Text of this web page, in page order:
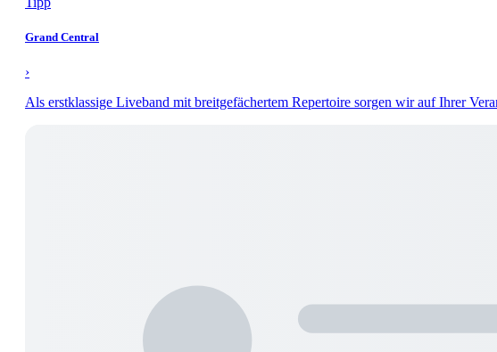
Grand Central
›
Als erstklassige Liveband mit breitgefächertem Repertoire sorgen wir auf Ihrer